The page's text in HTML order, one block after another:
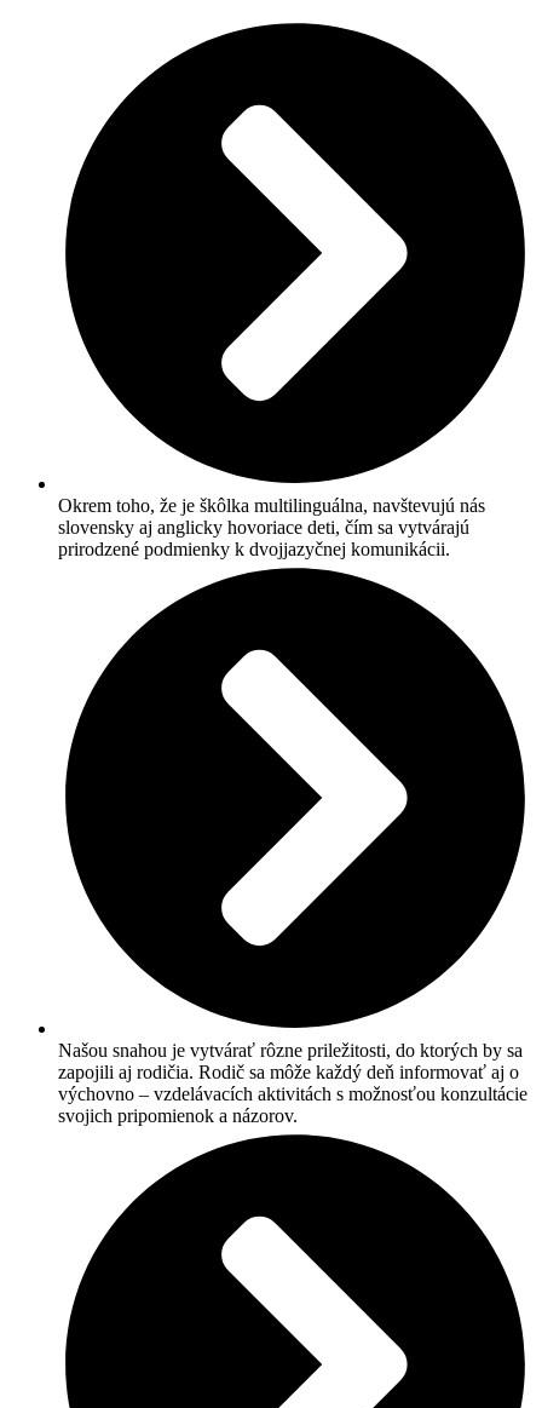
Okrem toho, že je škôlka multilinguálna, navštevujú nás
slovensky aj anglicky hovoriace deti, čím sa vytvárajú
prirodzené podmienky k dvojjazyčnej komunikácii.
Našou snahou je vytvárať rôzne priležitosti, do ktorých by sa
zapojili aj rodičia. Rodič sa môže každý deň informovať aj o
výchovno – vzdelávacích aktivitách s možnosťou konzultácie
svojich pripomienok a názorov.